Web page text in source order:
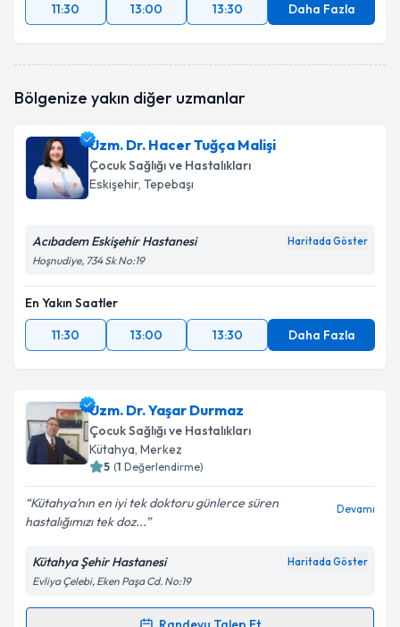
11:30
13:00 13:30 Daha Fazla
Bölgenize yakın diğer uzmanlar
Uzm. Dr. Hacer Tuğça Malişi
Çocuk Sağlığı ve Hastalıkları
Eskişehir, Tepebaşı
Acıbadem Eskişehir Hastanesi Haritada Göster
Hoşnudiye, 734 Sk No:19
En Yakın Saatler
11:30
13:00 13:30 Daha Fazla
Uzm. Dr. Yaşar Durmaz
Çocuk Sağlığı ve Hastalıkları
Kütahya, Merkez
5 (1 Değerlendirme)
Kütahya’nın en iyi tek doktoru günlerce süren
hastalığımızı tek doz...
Devamı
Kütahya Şehir Hastanesi Haritada Göster
Evliya Çelebi, Eken Paşa Cd. No:19